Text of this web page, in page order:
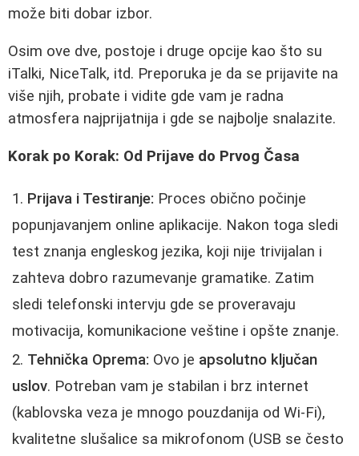
može biti dobar izbor.
Osim ove dve, postoje i druge opcije kao što su
iTalki, NiceTalk, itd. Preporuka je da se prijavite na
više njih, probate i vidite gde vam je radna
atmosfera najprijatnija i gde se najbolje snalazite.
Korak po Korak: Od Prijave do Prvog Časa
Prijava i Testiranje: Proces obično počinje
popunjavanjem online aplikacije. Nakon toga sledi
test znanja engleskog jezika, koji nije trivijalan i
zahteva dobro razumevanje gramatike. Zatim
sledi telefonski intervju gde se proveravaju
motivacija, komunikacione veštine i opšte znanje.
Tehnička Oprema: Ovo je apsolutno ključan
uslov. Potreban vam je stabilan i brz internet
(kablovska veza je mnogo pouzdanija od Wi-Fi),
kvalitetne slušalice sa mikrofonom (USB se često